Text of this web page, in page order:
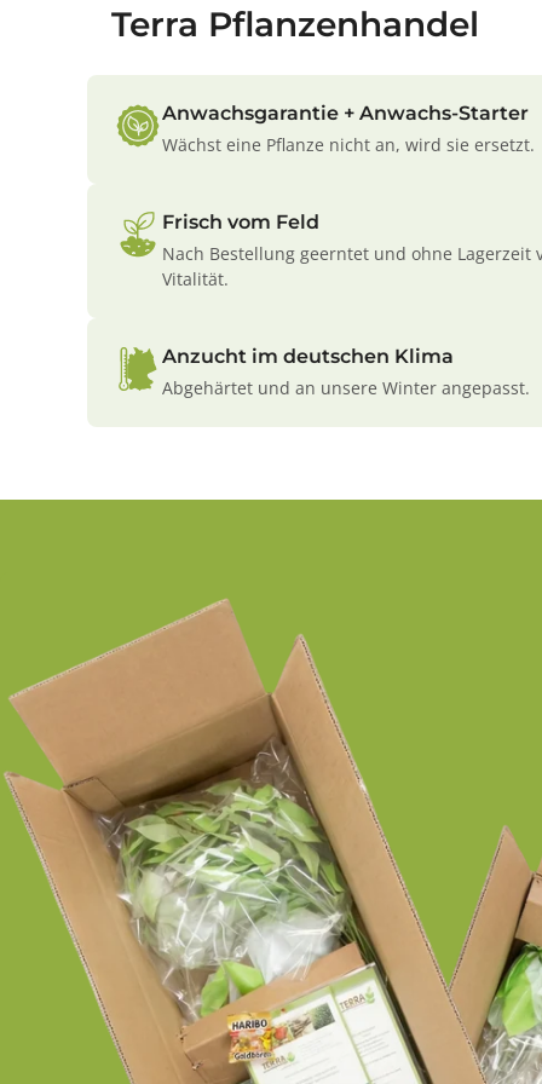
Terra Pflanzenhandel
Anwachsgarantie + Anwachs-Starter
Wächst eine Pflanze nicht an, wird sie ersetzt.
Frisch vom Feld
Nach Bestellung geerntet und ohne Lagerzeit
Vitalität.
Anzucht im deutschen Klima
Abgehärtet und an unsere Winter angepasst.